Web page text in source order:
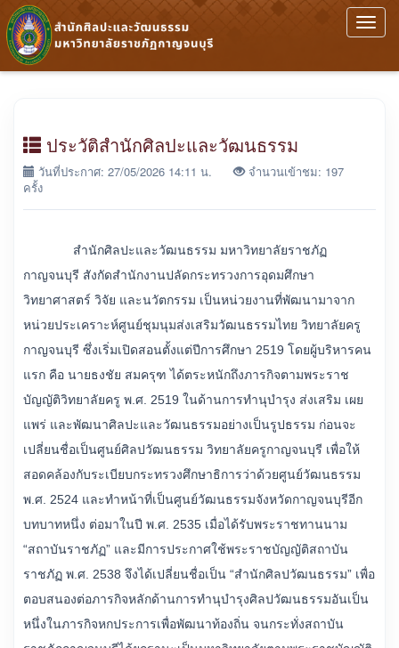
ประวัติสำนักศิลปะและวัฒนธรรม
วันที่ประกาศ: 27/05/2026 14:11 น.
จำนวนเข้าชม: 197
ครั้ง
สำนักศิลปะและวัฒนธรรม มหาวิทยาลัยราชภัฏ
กาญจนบุรี สังกัดสำนักงานปลัดกระทรวงการอุดมศึกษา
วิทยาศาสตร์ วิจัย และนวัตกรรม เป็นหน่วยงานที่พัฒนามาจาก
หน่วยประเคราะห์ศูนย์ชุมนุมส่งเสริมวัฒนธรรมไทย วิทยาลัยครู
กาญจนบุรี ซึ่งเริ่มเปิดสอนตั้งแต่ปีการศึกษา 2519 โดยผู้บริหารคน
แรก คือ นายธงชัย สมครุฑ ได้ตระหนักถึงภารกิจตามพระราช
บัญญัติวิทยาลัยครู พ.ศ. 2519 ในด้านการทำนุบำรุง ส่งเสริม เผย
แพร่ และพัฒนาศิลปะและวัฒนธรรมอย่างเป็นรูปธรรม ก่อนจะ
เปลี่ยนชื่อเป็นศูนย์ศิลปวัฒนธรรม วิทยาลัยครูกาญจนบุรี เพื่อให้
สอดคล้องกับระเบียบกระทรวงศึกษาธิการว่าด้วยศูนย์วัฒนธรรม
พ.ศ. 2524 และทำหน้าที่เป็นศูนย์วัฒนธรรมจังหวัดกาญจนบุรีอีก
บทบาทหนึ่ง ต่อมาในปี พ.ศ. 2535 เมื่อได้รับพระราชทานนาม
“สถาบันราชภัฏ” และมีการประกาศใช้พระราชบัญญัติสถาบัน
ราชภัฏ พ.ศ. 2538 จึงได้เปลี่ยนชื่อเป็น “สำนักศิลปวัฒนธรรม” เพื่อ
ตอบสนองต่อภารกิจหลักด้านการทำนุบำรุงศิลปวัฒนธรรมอันเป็น
หนึ่งในภารกิจหกประการเพื่อพัฒนาท้องถิ่น จนกระทั่งสถาบัน